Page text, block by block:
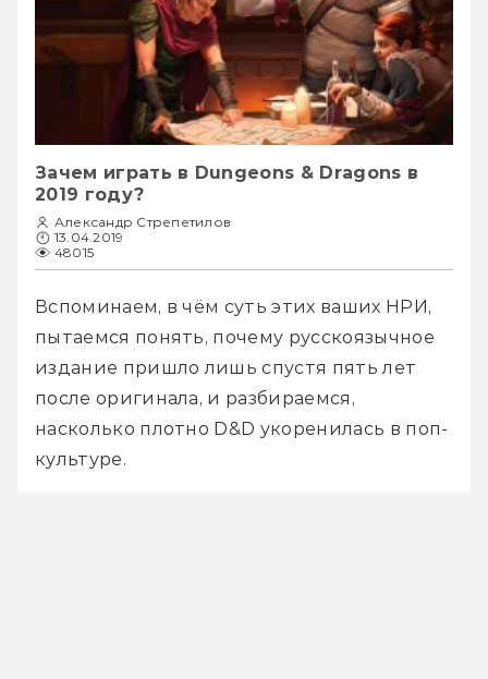
Зачем играть в Dungeons & Dragons в
2019 году?
Александр Стрепетилов
13.04.2019
48015
Вспоминаем, в чём суть этих ваших НРИ,
пытаемся понять, почему русскоязычное
издание пришло лишь спустя пять лет
после оригинала, и разбираемся,
насколько плотно D&D укоренилась в поп-
культуре.